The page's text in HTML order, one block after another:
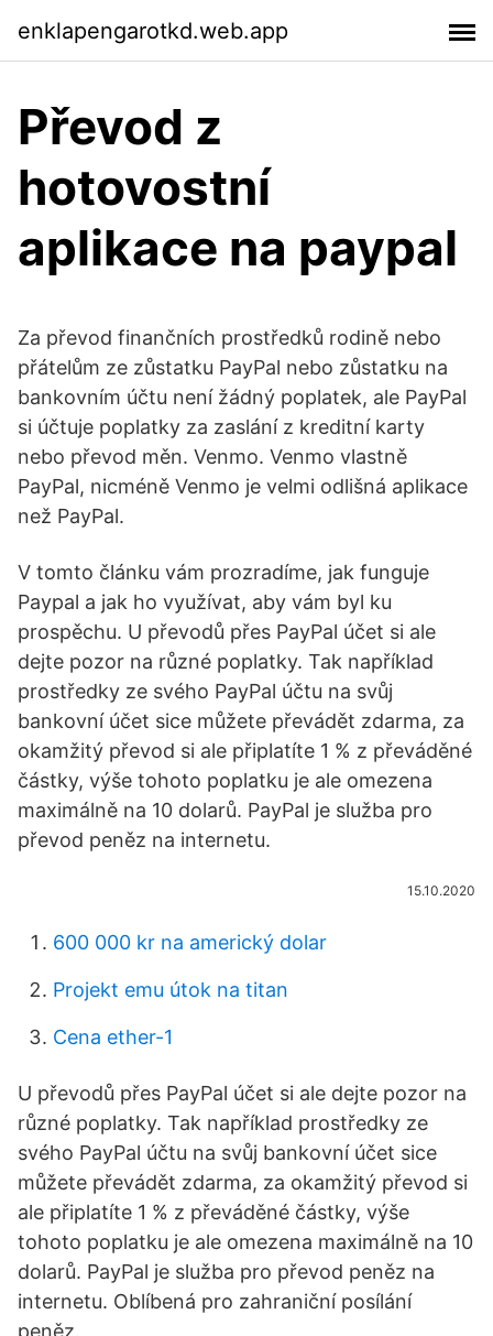
enklapengarotkd.web.app
Převod z
hotovostní
aplikace na paypal
Za převod finančních prostředků rodině nebo
přátelům ze zůstatku PayPal nebo zůstatku na
bankovním účtu není žádný poplatek, ale PayPal
si účtuje poplatky za zaslání z kreditní karty
nebo převod měn. Venmo. Venmo vlastně
PayPal, nicméně Venmo je velmi odlišná aplikace
než PayPal.
V tomto článku vám prozradíme, jak funguje
Paypal a jak ho využívat, aby vám byl ku
prospěchu. U převodů přes PayPal účet si ale
dejte pozor na různé poplatky. Tak například
prostředky ze svého PayPal účtu na svůj
bankovní účet sice můžete převádět zdarma, za
okamžitý převod si ale připlatíte 1 % z převáděné
částky, výše tohoto poplatku je ale omezena
maximálně na 10 dolarů. PayPal je služba pro
převod peněz na internetu.
15.10.2020
600 000 kr na americký dolar
Projekt emu útok na titan
Cena ether-1
U převodů přes PayPal účet si ale dejte pozor na
různé poplatky. Tak například prostředky ze
svého PayPal účtu na svůj bankovní účet sice
můžete převádět zdarma, za okamžitý převod si
ale připlatíte 1 % z převáděné částky, výše
tohoto poplatku je ale omezena maximálně na 10
dolarů. PayPal je služba pro převod peněz na
internetu. Oblíbená pro zahraniční posílání
peněz.